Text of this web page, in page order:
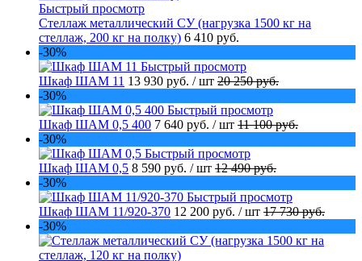
Быстрый просмотр
Стеллаж металлический СУ (нагрузка 1500 кг на
стеллаж, 200 кг на полку) 6 410 руб.
-30%
Быстрый просмотр
Шкаф ШАМ 11 13 930 руб. / шт 20 250 руб.
-30%
Быстрый просмотр
Шкаф ШАМ 0,5 400 7 640 руб. / шт 11 100 руб.
-30%
Быстрый просмотр
Шкаф ШАМ 0,5 8 590 руб. / шт 12 490 руб.
-30%
Быстрый просмотр
Шкаф ШАМ 11/920-370 12 200 руб. / шт 17 730 руб.
-30%